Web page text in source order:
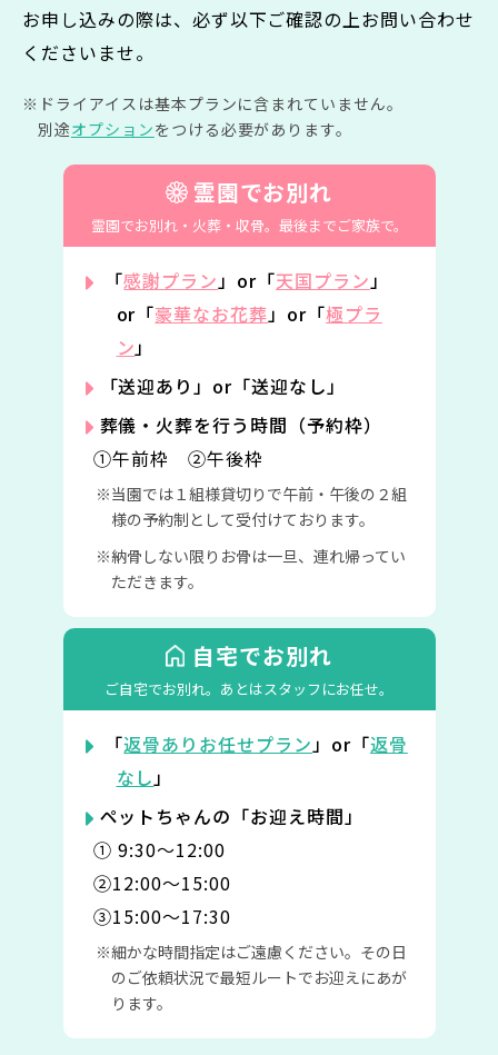
お申し込みの際は、必ず以下ご確認の上お問い合わせ
くださいませ。
ドライアイスは基本プランに含まれていません。
別途オプションをつける必要があります。
霊園でお別れ
霊園でお別れ・火葬・収骨。 最後までご家族で。
「感謝プラン」or「天国プラン」
or「豪華なお花葬」or「極プラ
ン」
「送迎あり」or「送迎なし」
葬儀・火葬を行う時間（予約枠）
①午前枠 ②午後枠
当園では１組様貸切りで午前・午後の２組
様の予約制として受付けております。
納骨しない限りお骨は一旦、連れ帰ってい
ただきます。
自宅でお別れ
ご自宅でお別れ。 あとはスタッフにお任せ。
「返骨ありお任せプラン」or「返骨
なし」
ペットちゃんの「お迎え時間」
① 9:30〜12:00
②12:00〜15:00
③15:00〜17:30
細かな時間指定はご遠慮ください。その日
のご依頼状況で最短ルートでお迎えにあが
ります。